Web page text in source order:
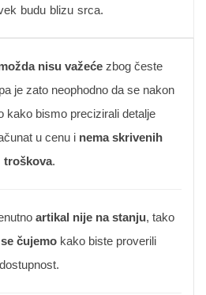
budu blizu srca.
nisu važeće zbog česte
je zato neophodno da se nakon
kako bismo precizirali detalje
u cenu i nema skrivenih
troškova.
artikal nije na stanju, tako
čujemokako biste proverili
dostupnost.